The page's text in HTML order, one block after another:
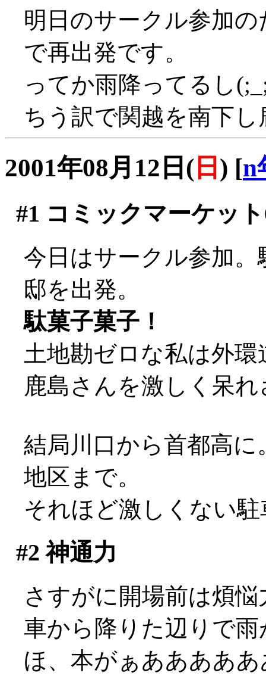
明日のサークル参加
で再出発です。
ってか雨降ってるし
ちう訳で関越を南下
2001年08月12日( 日 ) [n
#1 コミックマーケッ
今日はサークル参加
邸を出発。
駄菓子菓子！
土地勘ゼロな私は外
鹿島さんを激しく呆
結局川口から首都高
地区まで。
それほど激しくない
#2 神通力
さすがに開場前は煩
車から降りた辺りで
ほ、本がぁあああああ